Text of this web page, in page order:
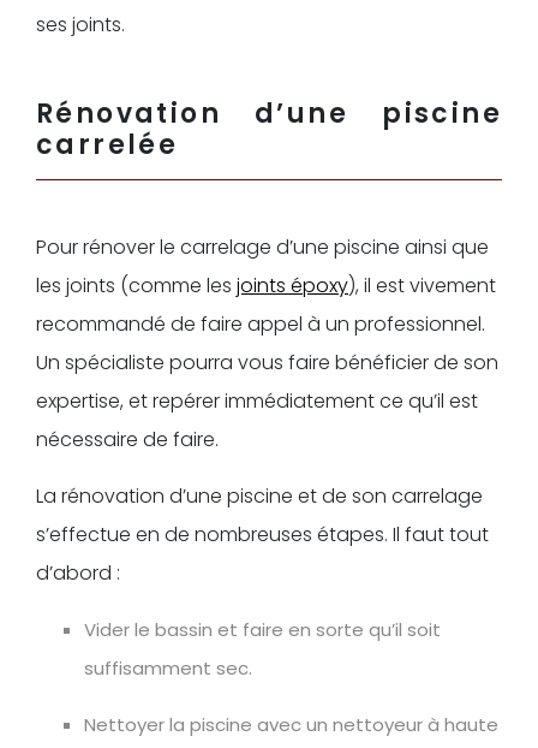
ses joints.
Rénovation d’une piscine
carrelée
Pour rénover le carrelage d’une piscine ainsi que
les joints (comme les joints époxy), il est vivement
recommandé de faire appel à un professionnel.
Un spécialiste pourra vous faire bénéficier de son
expertise, et repérer immédiatement ce qu’il est
nécessaire de faire.
La rénovation d’une piscine et de son carrelage
s’effectue en de nombreuses étapes. Il faut tout
d’abord :
Vider le bassin et faire en sorte qu’il soit
suffisamment sec.
Nettoyer la piscine avec un nettoyeur à haute